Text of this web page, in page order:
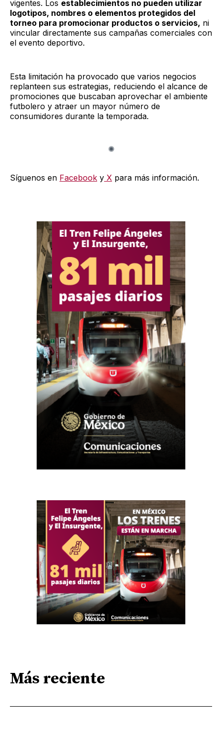
vigentes. Los establecimientos no pueden utilizar
logotipos, nombres o elementos protegidos del
torneo para promocionar productos o servicios, ni
vincular directamente sus campañas comerciales con
el evento deportivo.
Esta limitación ha provocado que varios negocios
replanteen sus estrategias, reduciendo el alcance de
promociones que buscaban aprovechar el ambiente
futbolero y atraer un mayor número de
consumidores durante la temporada.
Síguenos en Facebook y X para más información.
Más reciente